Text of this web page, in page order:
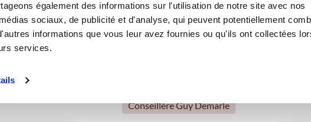
également des informations sur l'utilisation de notre site avec nos
sociaux, de publicité et d'analyse, qui peuvent potentiellement
informations que vous leur avez fournies ou qu'ils ont collectées
services.
desserts Chocolat addict Anniversaire Tea time
Conseillère Guy Demarle